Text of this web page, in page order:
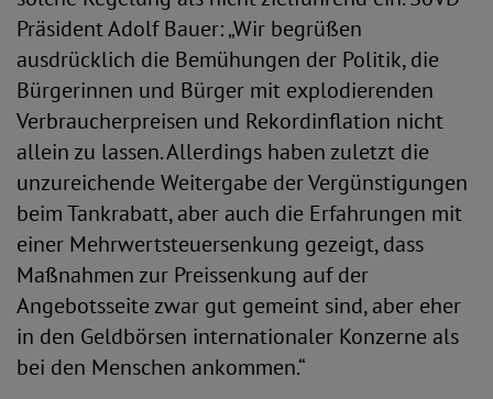
Präsident Adolf Bauer: „Wir begrüßen
ausdrücklich die Bemühungen der Politik, die
Bürgerinnen und Bürger mit explodierenden
Verbraucherpreisen und Rekordinflation nicht
allein zu lassen. Allerdings haben zuletzt die
unzureichende Weitergabe der Vergünstigungen
beim Tankrabatt, aber auch die Erfahrungen mit
einer Mehrwertsteuersenkung gezeigt, dass
Maßnahmen zur Preissenkung auf der
Angebotsseite zwar gut gemeint sind, aber eher
in den Geldbörsen internationaler Konzerne als
bei den Menschen ankommen.“